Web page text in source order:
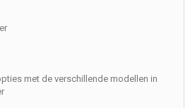
met de verschillende modellen in